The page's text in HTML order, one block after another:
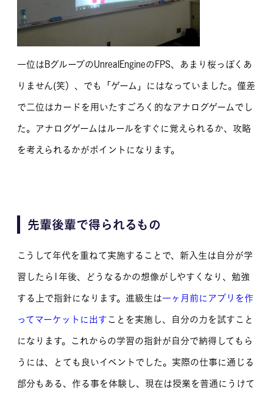
一位はBグループのUnrealEngineのFPS、あまり桜っぽくあ
りません(笑）、でも「ゲーム」にはなっていました。僅差
で二位はカードを用いたすごろく的なアナログゲームでし
た。アナログゲームはルールをすぐに覚えられるか、攻略
を考えられるかがポイントになります。
先輩後輩で得られるもの
こうして年代を重ねて実施することで、新入生は自分が学
習したら1年後、どうなるかの想像がしやすくなり、勉強
する上で指針になります。進級生は一ヶ月前にアプリを作
ってマーケットに出す ことを実施し、自分の力を試すこと
になります。これからの学習の指針が自分で納得してもら
うには、とても良いイベントでした。実際の仕事に通じる
部分もある、作る事を体験し、現在は授業を普通にうけて